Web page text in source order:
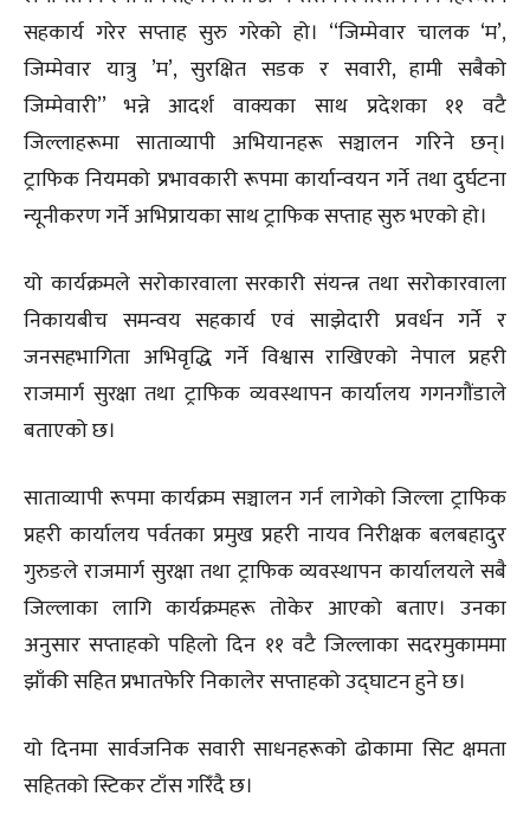
सहकार्य गरेर सप्ताह सुरु गरेको हो। ‘‘जिम्मेवार चालक ‘म’,
जिम्मेवार यात्रु ’म’, सुरक्षित सडक र सवारी, हामी सबैको
जिम्मेवारी’’ भन्ने आदर्श वाक्यका साथ प्रदेशका ११ वटै
जिल्लाहरूमा साताव्यापी अभियानहरू सञ्चालन गरिने छन्।
ट्राफिक नियमको प्रभावकारी रूपमा कार्यान्वयन गर्ने तथा दुर्घटना
न्यूनीकरण गर्ने अभिप्रायका साथ ट्राफिक सप्ताह सुरु भएको हो।
यो कार्यक्रमले सरोकारवाला सरकारी संयन्त्र तथा सरोकारवाला
निकायबीच समन्वय सहकार्य एवं साझेदारी प्रवर्धन गर्ने र
जनसहभागिता अभिवृद्धि गर्ने विश्वास राखिएको नेपाल प्रहरी
राजमार्ग सुरक्षा तथा ट्राफिक व्यवस्थापन कार्यालय गगनगौंडाले
बताएको छ।
साताव्यापी रूपमा कार्यक्रम सञ्चालन गर्न लागेको जिल्ला ट्राफिक
प्रहरी कार्यालय पर्वतका प्रमुख प्रहरी नायव निरीक्षक बलबहादुर
गुरुङले राजमार्ग सुरक्षा तथा ट्राफिक व्यवस्थापन कार्यालयले सबै
जिल्लाका लागि कार्यक्रमहरू तोकेर आएको बताए। उनका
अनुसार सप्ताहको पहिलो दिन ११ वटै जिल्लाका सदरमुकाममा
झाँकी सहित प्रभातफेरि निकालेर सप्ताहको उद्घाटन हुने छ।
यो दिनमा सार्वजनिक सवारी साधनहरूको ढोकामा सिट क्षमता
सहितको स्टिकर टाँस गरिँदै छ।